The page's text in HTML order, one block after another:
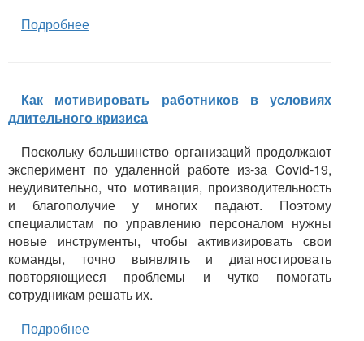
Подробнее
Как мотивировать работников в условиях
длительного кризиса
Поскольку большинство организаций продолжают
эксперимент по удаленной работе из-за Covid-19,
неудивительно, что мотивация, производительность
и благополучие у многих падают. Поэтому
специалистам по управлению персоналом нужны
новые инструменты, чтобы активизировать свои
команды, точно выявлять и диагностировать
повторяющиеся проблемы и чутко помогать
сотрудникам решать их.
Подробнее